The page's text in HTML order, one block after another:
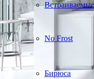
Встраиваемые
No Frost
Бирюса